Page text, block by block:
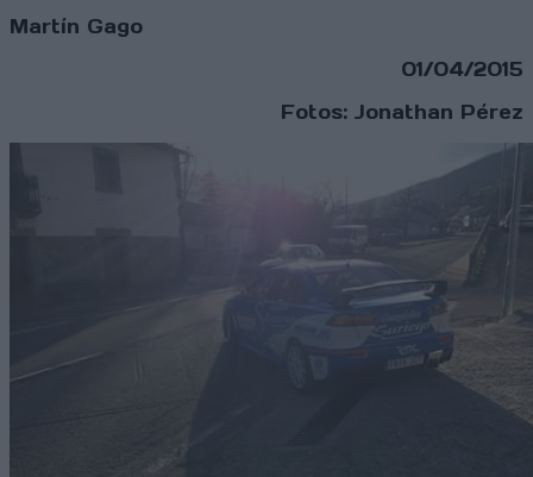
Martín Gago
01/04/2015
Fotos: Jonathan Pérez